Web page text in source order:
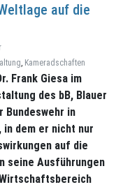
auf die
, Kameradschaften
Frank Giesa im
des bB, Blauer
Bundeswehr in
dem er nicht nur
auf die
seine Ausführungen